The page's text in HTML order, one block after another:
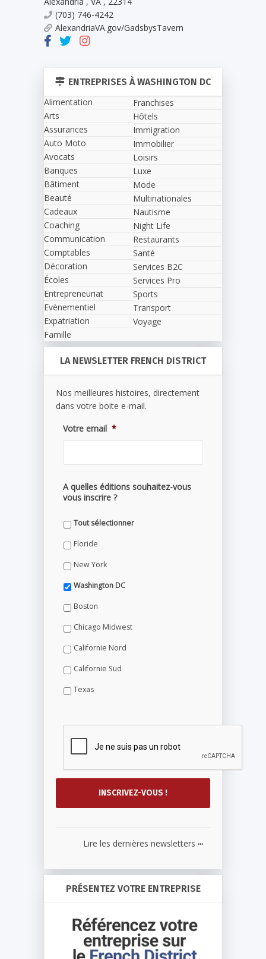
(703) 746-4242
AlexandriaVA.gov/GadsbysTavern
ENTREPRISES À WASHINGTON DC
Alimentation
Arts
Assurances
Auto Moto
Avocats
Banques
Bâtiment
Beauté
Cadeaux
Coaching
Communication
Comptables
Décoration
Écoles
Entrepreneuriat
Evènementiel
Expatriation
Famille
Franchises
Hôtels
Immigration
Immobilier
Loisirs
Luxe
Mode
Multinationales
Nautisme
Night Life
Restaurants
Santé
Services B2C
Services Pro
Sports
Transport
Voyage
LA NEWSLETTER FRENCH DISTRICT
Nos meilleures histoires, directement
dans votre boite e-mail.
Votre email *
A quelles éditions souhaitez-vous
vous inscrire ?
Tout sélectionner
Floride
New York
Washington DC
Boston
Chicago Midwest
Californie Nord
Californie Sud
Texas
Lire les dernières newsletters ...
PRÉSENTEZ VOTRE ENTREPRISE